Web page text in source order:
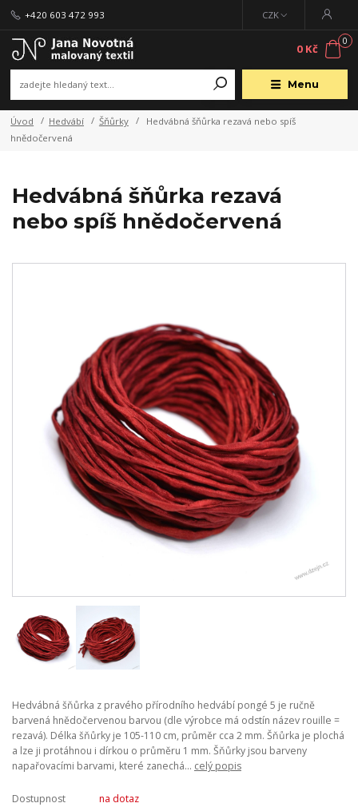
Menu
CZK
+420 603 472 993
0
0 Kč
Úvod Hedvábí Šňůrky
Hedvábná šňůrka rezavá nebo spíš
hnědočervená
Hedvábná šňůrka rezavá
nebo spíš hnědočervená
Hedvábná šňůrka z pravého přírodního hedvábí pongé 5 je ručně
barvená hnědočervenou barvou (dle výrobce má odstín název rouille =
rezavá). Délka šňůrky je 105-110 cm, průměr cca 2 mm. Šňůrka je plochá
a lze ji protáhnou i dírkou o průměru 1 mm. Šňůrky jsou barveny
napařovacími barvami, které zanechá... celý popis
Dostupnost na dotaz